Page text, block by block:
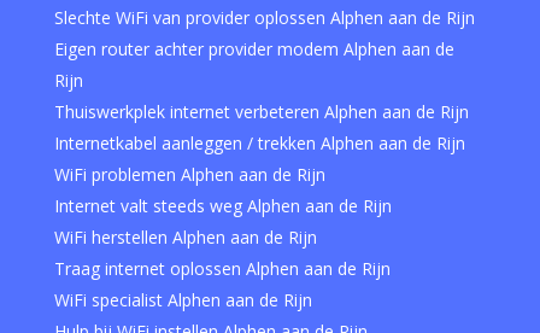
Slechte WiFi van provider oplossen Alphen aan de Rijn
Eigen router achter provider modem Alphen aan de
Rijn
Thuiswerkplek internet verbeteren Alphen aan de Rijn
Internetkabel aanleggen / trekken Alphen aan de Rijn
WiFi problemen Alphen aan de Rijn
Internet valt steeds weg Alphen aan de Rijn
WiFi herstellen Alphen aan de Rijn
Traag internet oplossen Alphen aan de Rijn
WiFi specialist Alphen aan de Rijn